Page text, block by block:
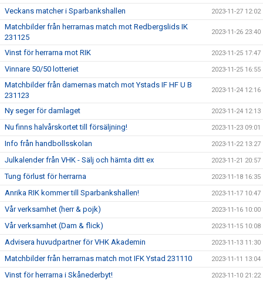
Veckans matcher i Sparbankshallen 2023-11-27 12:02
Matchbilder från herrarnas match mot Redbergslids IK
231125
2023-11-26 23:40
Vinst för herrarna mot RIK 2023-11-25 17:47
Vinnare 50/50 lotteriet 2023-11-25 16:55
Matchbilder från damernas match mot Ystads IF HF U B
231123
2023-11-24 12:16
Ny seger för damlaget 2023-11-24 12:13
Nu finns halvårskortet till försäljning! 2023-11-23 09:01
Info från handbollsskolan 2023-11-22 13:27
Julkalender från VHK - Sälj och hämta ditt ex 2023-11-21 20:57
Tung förlust för herrarna 2023-11-18 16:35
Anrika RIK kommer till Sparbankshallen! 2023-11-17 10:47
Vår verksamhet (herr & pojk) 2023-11-16 10:00
Vår verksamhet (Dam & flick) 2023-11-15 10:08
Advisera huvudpartner för VHK Akademin 2023-11-13 11:30
Matchbilder från herrarnas match mot IFK Ystad 231110 2023-11-11 13:04
Vinst för herrarna i Skånederbyt! 2023-11-10 21:22